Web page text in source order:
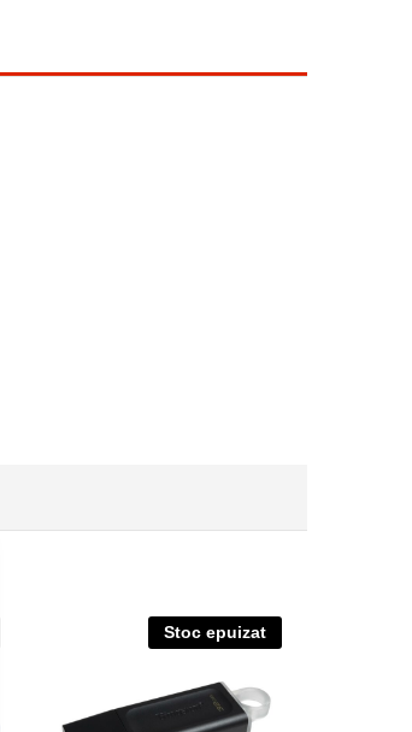
Stoc epuizat